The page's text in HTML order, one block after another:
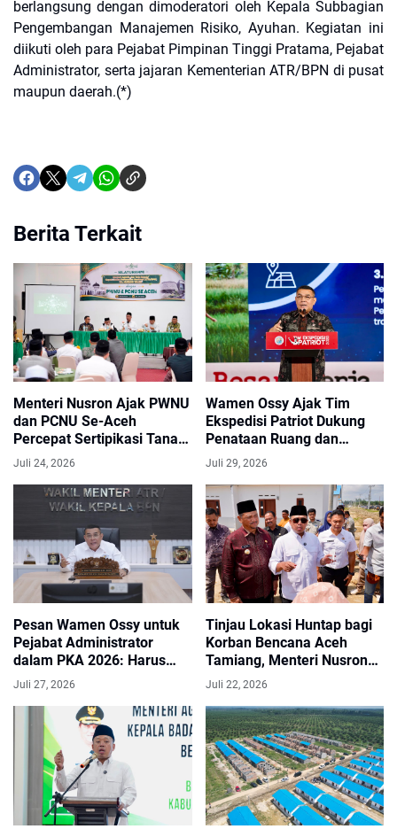
berlangsung dengan dimoderatori oleh Kepala Subbagian
Pengembangan Manajemen Risiko, Ayuhan. Kegiatan ini
diikuti oleh para Pejabat Pimpinan Tinggi Pratama, Pejabat
Administrator, serta jajaran Kementerian ATR/BPN di pusat
maupun daerah.(*)
Berita Terkait
Menteri Nusron Ajak PWNU
dan PCNU Se-Aceh
Percepat Sertipikasi Tanah
Wakaf
Juli 24, 2026
Wamen Ossy Ajak Tim
Ekspedisi Patriot Dukung
Penataan Ruang dan
Pendataan Masalah
Pertanahan di Kawasan
Transmigrasi
Juli 29, 2026
Pesan Wamen Ossy untuk
Pejabat Administrator
dalam PKA 2026: Harus
Jadi Arsitek Perubahan
Juli 27, 2026
Tinjau Lokasi Huntap bagi
Korban Bencana Aceh
Tamiang, Menteri Nusron
Pastikan Lahan 100% Siap
Juli 22, 2026